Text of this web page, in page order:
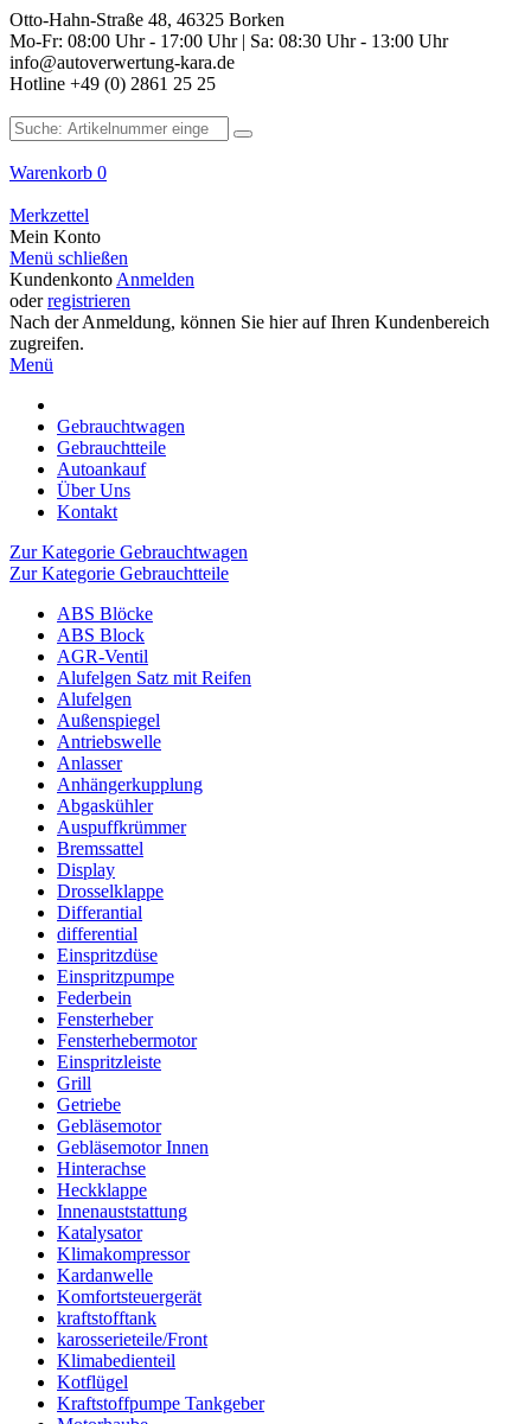
Otto-Hahn-Straße 48, 46325 Borken
Mo-Fr: 08:00 Uhr - 17:00 Uhr | Sa: 08:30 Uhr - 13:00 Uhr
info@autoverwertung-kara.de
Hotline +49 (0) 2861 25 25
Warenkorb 0
Merkzettel
Mein Konto
Menü schließen
Kundenkonto Anmelden
oderregistrieren
Nach der Anmeldung, können Sie hier auf Ihren Kundenbereich
zugreifen.
Menü
Gebrauchtwagen
Gebrauchtteile
Autoankauf
Über Uns
Kontakt
Zur Kategorie Gebrauchtwagen
Zur Kategorie Gebrauchtteile
ABS Blöcke
ABS Block
AGR-Ventil
Alufelgen Satz mit Reifen
Alufelgen
Außenspiegel
Antriebswelle
Anlasser
Anhängerkupplung
Abgaskühler
Auspuffkrümmer
Bremssattel
Display
Drosselklappe
Differantial
differential
Einspritzdüse
Einspritzpumpe
Federbein
Fensterheber
Fensterhebermotor
Einspritzleiste
Grill
Getriebe
Gebläsemotor
Gebläsemotor Innen
Hinterachse
Heckklappe
Innenauststattung
Katalysator
Klimakompressor
Kardanwelle
Komfortsteuergerät
kraftstofftank
karosserieteile/Front
Klimabedienteil
Kotflügel
Kraftstoffpumpe Tankgeber